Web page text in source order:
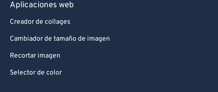
Aplicaciones web
Creador de collages
Cambiador de tamaño de imagen
Recortar imagen
Selector de color